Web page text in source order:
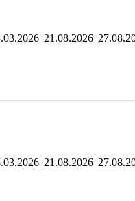
21.08.2026
21.08.2026